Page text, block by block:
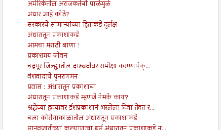
अमेरिकेतील अराजकतेची पाळेमुळे
अंधार आहे कोठे?
सरकारचे सामान्यांच्या हिताकडे दुर्लक्ष
अंधारातून प्रकाशाकडे
आमचा मराठी बाणा !
प्रकाशमय जीवन
चंद्रपूर जिल्ह्यातील दारूबंदीवर समीक्षा करण्यापेक्...
वंशवादाचे पुनरागमन
प्रवास : अंधारातून प्रकाशाचा
अंधारातून प्रकाशाकडे म्हणजे नेमके काय?
श्रद्धेच्या हृदयावर ईशप्रकाशानं भरलेला दिवा तेवत र...
चला कोरोनाकाळातील अंधारातून प्रकाशाकडे